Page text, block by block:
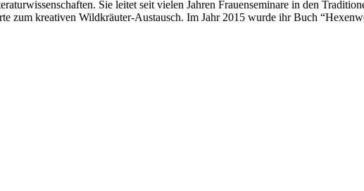
Sie leitet seit vielen Jahren Frauenseminare in den
zum kreativen Wildkräuter-Austausch. Im Jahr 2015 wurde ihr Buch